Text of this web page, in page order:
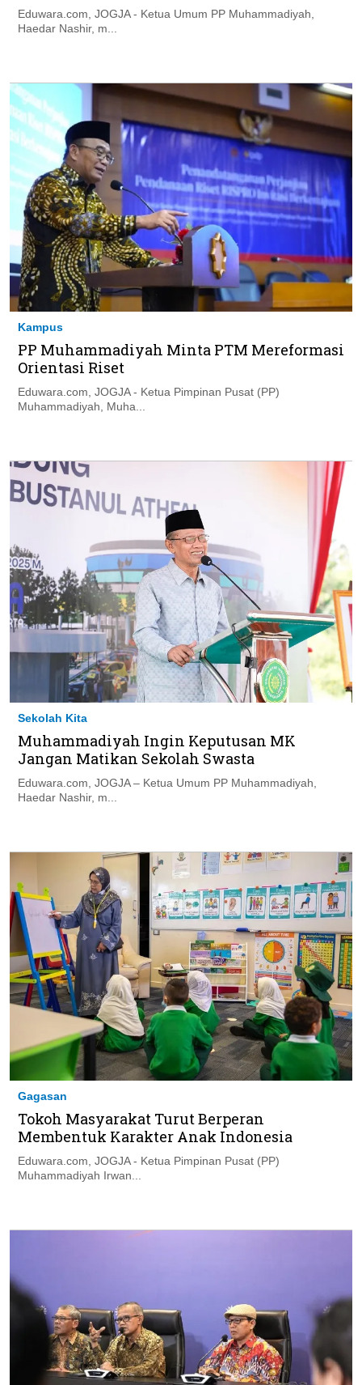
Eduwara.com, JOGJA - Ketua Umum PP Muhammadiyah,
Haedar Nashir, m...
Kampus
PP Muhammadiyah Minta PTM Mereformasi
Orientasi Riset
Eduwara.com, JOGJA - Ketua Pimpinan Pusat (PP)
Muhammadiyah, Muha...
Sekolah Kita
Muhammadiyah Ingin Keputusan MK
Jangan Matikan Sekolah Swasta
Eduwara.com, JOGJA – Ketua Umum PP Muhammadiyah,
Haedar Nashir, m...
Gagasan
Tokoh Masyarakat Turut Berperan
Membentuk Karakter Anak Indonesia
Eduwara.com, JOGJA - Ketua Pimpinan Pusat (PP)
Muhammadiyah Irwan...